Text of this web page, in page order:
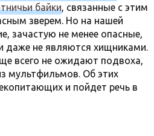
байки, связанные с этим
зверем. Но на нашей
зачастую не менее опасные,
даже не являются хищниками.
всего не ожидают подвоха,
мультфильмов. Об этих
и пойдет речь в